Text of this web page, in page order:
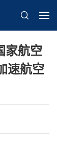
家航空
速航空